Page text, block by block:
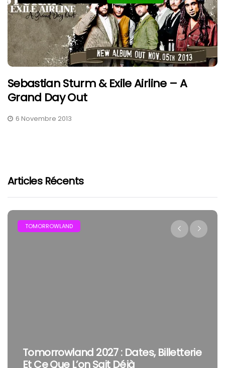
Sebastian Sturm & Exile Airline – A
Grand Day Out
6 Novembre 2013
Articles Récents
TOMORROWLAND
Tomorrowland 2027 : Dates, Billetterie
Et Ce Que L’on Sait Déjà